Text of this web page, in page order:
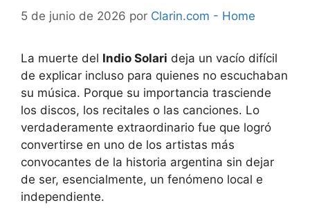
5 de junio de 2026 por Clarin.com - Home
La muerte del Indio Solari deja un vacío difícil
de explicar incluso para quienes no escuchaban
su música. Porque su importancia trasciende
los discos, los recitales o las canciones. Lo
verdaderamente extraordinario fue que logró
convertirse en uno de los artistas más
convocantes de la historia argentina sin dejar
de ser, esencialmente, un fenómeno local e
independiente.